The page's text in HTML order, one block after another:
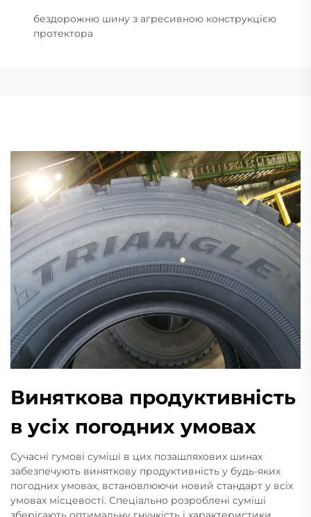
бездорожню шину з агресивною конструкцією
протектора
Виняткова продуктивність
в усіх погодних умовах
Сучасні гумові суміші в цих позашляхових шинах
забезпечують виняткову продуктивність у будь-яких
погодних умовах, встановлюючи новий стандарт у всіх
умовах місцевості. Спеціально розроблені суміші